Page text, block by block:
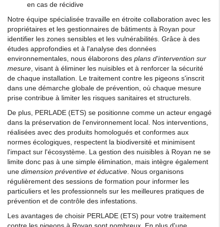
en cas de récidive
Notre équipe spécialisée travaille en étroite collaboration avec les
propriétaires et les gestionnaires de bâtiments à Royan pour
identifier les zones sensibles et les vulnérabilités. Grâce à des
études approfondies et à l'analyse des données
environnementales, nous élaborons des plans d'intervention sur
mesure, visant à éliminer les nuisibles et à renforcer la sécurité
de chaque installation. Le traitement contre les pigeons s'inscrit
dans une démarche globale de prévention, où chaque mesure
prise contribue à limiter les risques sanitaires et structurels.
De plus, PERLADE (ETS) se positionne comme un acteur engagé
dans la préservation de l'environnement local. Nos interventions,
réalisées avec des produits homologués et conformes aux
normes écologiques, respectent la biodiversité et minimisent
l'impact sur l'écosystème. La gestion des nuisibles à Royan ne se
limite donc pas à une simple élimination, mais intègre également
une dimension préventive et éducative. Nous organisons
régulièrement des sessions de formation pour informer les
particuliers et les professionnels sur les meilleures pratiques de
prévention et de contrôle des infestations.
Les avantages de choisir PERLADE (ETS) pour votre traitement